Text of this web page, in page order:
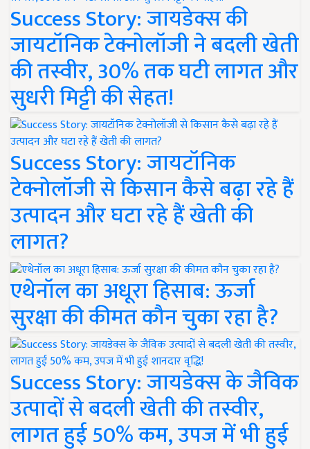
Success Story: जायडेक्स की
जायटॉनिक टेक्नोलॉजी ने बदली खेती
की तस्वीर, 30% तक घटी लागत और
सुधरी मिट्टी की सेहत!
Success Story: जायटॉनिक
टेक्नोलॉजी से किसान कैसे बढ़ा रहे हैं
उत्पादन और घटा रहे हैं खेती की
लागत?
एथेनॉल का अधूरा हिसाब: ऊर्जा
सुरक्षा की कीमत कौन चुका रहा है?
Success Story: जायडेक्स के जैविक
उत्पादों से बदली खेती की तस्वीर,
लागत हुई 50% कम, उपज में भी हुई